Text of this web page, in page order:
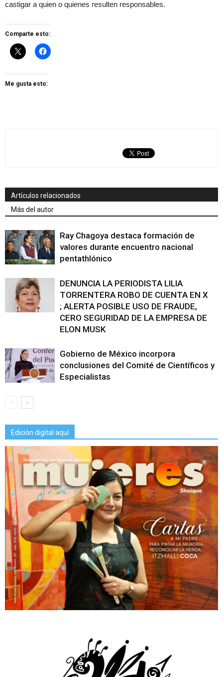
castigar a quien o quienes resulten responsables.
Comparte esto:
Me gusta esto:
Artículos relacionados
Más del autor
Ray Chagoya destaca formación de
valores durante encuentro nacional
pentathlónico
DENUNCIA LA PERIODISTA LILIA
TORRENTERA ROBO DE CUENTA EN X
; ALERTA POSIBLE USO DE FRAUDE,
CERO SEGURIDAD DE LA EMPRESA DE
ELON MUSK
Gobierno de México incorpora
conclusiones del Comité de Científicos y
Especialistas
Edición digital aquí